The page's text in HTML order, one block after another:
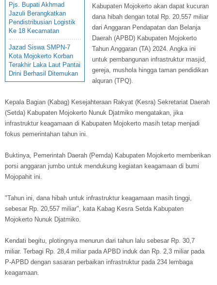
Pjs. Bupati Akhmad
Jazuli Berangkatkan
Pendistribusian Logistik
Ke 18 Kecamatan
Jazad Siswa SMPN-7
Kota Mojokerto Korban
Terakhir Laka Laut Pantai
Drini Berhasil Ditemukan
Kabupaten Mojokerto akan dapat kucuran
dana hibah dengan total Rp. 20,557 miliar
dari Anggaran Pendapatan dan Belanja
Daerah (APBD) Kabupaten Mojokerto
Tahun Anggaran (TA) 2024. Angka ini
untuk pembangunan infrastruktur masjid,
gereja, mushola hingga taman pendidikan
alquran (TPQ).
Kepala Bagian (Kabag) Kesejahteraan Rakyat (Kesra) Sekretariat Daerah
(Setda) Kabupaten Mojokerto Nunuk Djatmiko mengatakan, jika
infrastruktur keagamaan di Kabupaten Mojokerto masih tetap menjadi
fokus pemerintahan tahun ini.
Buktinya, Pemerintah Daerah (Pemda) Kabupaten Mojokerto memberikan
porsi anggaran jumbo untuk mendukung kegiatan keagamaan di bumi
Mojopahit ini.
"Tahun ini, dana hibah untuk infrastruktur keagamaan masih tinggi,
sebesar Rp. 20,557 miliar", kata Kabag Kesra Setda Kabupaten
Mojokerto Nunuk Djatmiko.
Kendati begitu, plotingnya menurun dari tahun lalu sebesar Rp. 30,7
miliar. Terbagi Rp. 28,4 miliar pada APBD induk dan Rp. 2,3 miliar pada
P-APBD dengan sasaran perbaikan infrastruktur pada 234 lembaga
keagamaan.